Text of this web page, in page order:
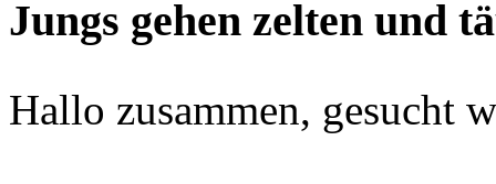
Jungs gehen zelten und
Hallo zusammen, gesucht